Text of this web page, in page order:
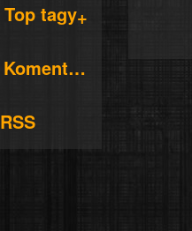
Top tagy
Komentáře
RSS